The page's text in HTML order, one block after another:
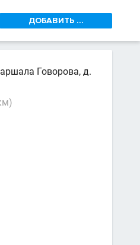
ДОБАВИТЬ ...
Говорова, д.